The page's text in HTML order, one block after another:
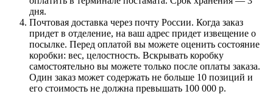
дня.
Почтовая доставка через почту России. Когда заказ
придет в отделение, на ваш адрес придет извещение о
посылке. Перед оплатой вы можете оценить состояние
коробки: вес, целостность. Вскрывать коробку
самостоятельно вы можете только после оплаты заказа.
Один заказ может содержать не больше 10 позиций и
его стоимость не должна превышать 100 000 р.